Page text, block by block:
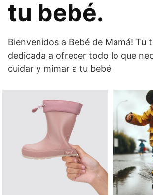
tu bebé.
Bienvenidos a Bebé de Mamá! Tu
dedicada a ofrecer todo lo que
cuidar y mimar a tu bebé